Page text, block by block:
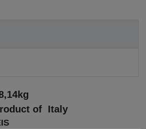
of Italy